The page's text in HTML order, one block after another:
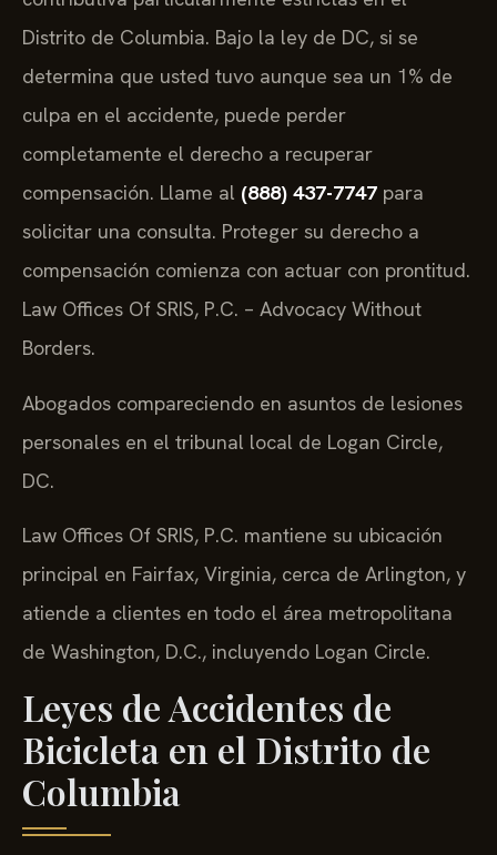
contributiva particularmente estrictas en el
Distrito de Columbia. Bajo la ley de DC, si se
determina que usted tuvo aunque sea un 1% de
culpa en el accidente, puede perder
completamente el derecho a recuperar
compensación. Llame al (888) 437-7747 para
solicitar una consulta. Proteger su derecho a
compensación comienza con actuar con prontitud.
Law Offices Of SRIS, P.C. – Advocacy Without
Borders.
Abogados compareciendo en asuntos de lesiones
personales en el tribunal local de Logan Circle,
DC.
Law Offices Of SRIS, P.C. mantiene su ubicación
principal en Fairfax, Virginia, cerca de Arlington, y
atiende a clientes en todo el área metropolitana
de Washington, D.C., incluyendo Logan Circle.
Leyes de Accidentes de
Bicicleta en el Distrito de
Columbia